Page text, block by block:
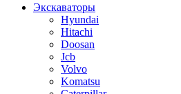
Экскаваторы
Hyundai
Hitachi
Doosan
Jcb
Volvo
Komatsu